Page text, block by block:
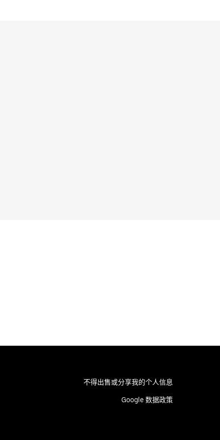
不得出售或分享我的个人信息
Google 数据政策